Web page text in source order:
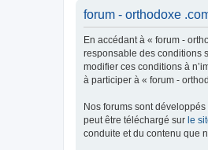
forum - orthodoxe
En accédant à « forum -
responsable des conditions
modifier ces conditions à
à participer à « forum -
Nos forums sont
peut être téléchargé sur le
conduite et du contenu que